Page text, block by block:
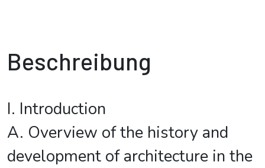
Beschreibung
I. Introduction
A. Overview of the history and
development of architecture in the